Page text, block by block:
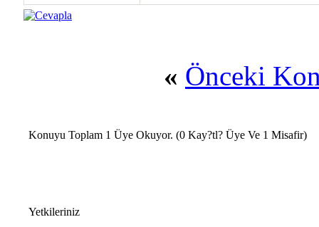
« Önceki
Konuyu Toplam 1 Üye Okuyor. (0 Kay?tl? Üye Ve 1 Misafir)
Yetkileriniz